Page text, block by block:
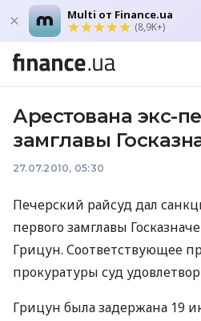
Multi от Finance.ua
(8,9K+)
Арестована экс-
замглавы
27.07.2010, 05:30
Печерский райсуд дал
первого замглавы
Грицун. Соответствующее
прокуратуры суд
Грицун была задержана 19